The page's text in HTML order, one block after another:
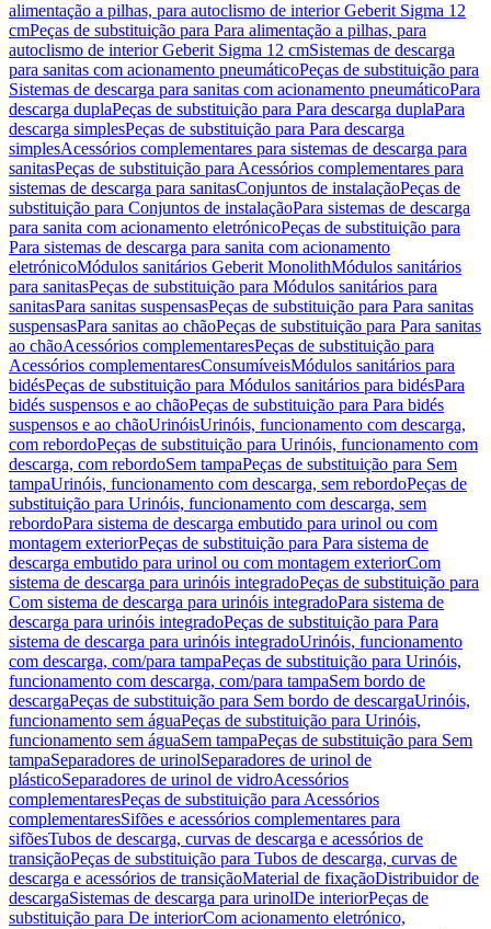
alimentação a pilhas, para autoclismo de interior Geberit Sigma 12
cmPeças de substituição para Para alimentação a pilhas, para
autoclismo de interior Geberit Sigma 12 cmSistemas de descarga
para sanitas com acionamento pneumáticoPeças de substituição para
Sistemas de descarga para sanitas com acionamento pneumáticoPara
descarga duplaPeças de substituição para Para descarga duplaPara
descarga simplesPeças de substituição para Para descarga
simplesAcessórios complementares para sistemas de descarga para
sanitasPeças de substituição para Acessórios complementares para
sistemas de descarga para sanitasConjuntos de instalaçãoPeças de
substituição para Conjuntos de instalaçãoPara sistemas de descarga
para sanita com acionamento eletrónicoPeças de substituição para
Para sistemas de descarga para sanita com acionamento
eletrónicoMódulos sanitários Geberit MonolithMódulos sanitários
para sanitasPeças de substituição para Módulos sanitários para
sanitasPara sanitas suspensasPeças de substituição para Para sanitas
suspensasPara sanitas ao chãoPeças de substituição para Para sanitas
ao chãoAcessórios complementaresPeças de substituição para
Acessórios complementaresConsumíveisMódulos sanitários para
bidésPeças de substituição para Módulos sanitários para bidésPara
bidés suspensos e ao chãoPeças de substituição para Para bidés
suspensos e ao chãoUrinóisUrinóis, funcionamento com descarga,
com rebordoPeças de substituição para Urinóis, funcionamento com
descarga, com rebordoSem tampaPeças de substituição para Sem
tampaUrinóis, funcionamento com descarga, sem rebordoPeças de
substituição para Urinóis, funcionamento com descarga, sem
rebordoPara sistema de descarga embutido para urinol ou com
montagem exteriorPeças de substituição para Para sistema de
descarga embutido para urinol ou com montagem exteriorCom
sistema de descarga para urinóis integradoPeças de substituição para
Com sistema de descarga para urinóis integradoPara sistema de
descarga para urinóis integradoPeças de substituição para Para
sistema de descarga para urinóis integradoUrinóis, funcionamento
com descarga, com/para tampaPeças de substituição para Urinóis,
funcionamento com descarga, com/para tampaSem bordo de
descargaPeças de substituição para Sem bordo de descargaUrinóis,
funcionamento sem águaPeças de substituição para Urinóis,
funcionamento sem águaSem tampaPeças de substituição para Sem
tampaSeparadores de urinolSeparadores de urinol de
plásticoSeparadores de urinol de vidroAcessórios
complementaresPeças de substituição para Acessórios
complementaresSifões e acessórios complementares para
sifõesTubos de descarga, curvas de descarga e acessórios de
transiçãoPeças de substituição para Tubos de descarga, curvas de
descarga e acessórios de transiçãoMaterial de fixaçãoDistribuidor de
descargaSistemas de descarga para urinolDe interiorPeças de
substituição para De interiorCom acionamento eletrónico,